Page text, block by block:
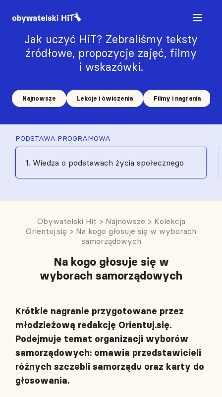
Jak uczyć HiT? Zebraliśmy teksty
źródłowe, propozycje zajęć, filmy
i wskazówki.
Najnowsze Lekcje i ćwiczenia Filmy i nagrania
PODSTAWA PROGRAMOWA
1. Wiedza o podstawach życia społecznego
Obywatelski Hit > Najnowsze > Kolekcja
Orientuj.się > Na kogo głosuje się w wyborach
samorządowych
Na kogo głosuje się w
wyborach samorządowych
Krótkie nagranie przygotowane przez
młodzieżową redakcję Orientuj.się.
Podejmuje temat organizacji wyborów
samorządowych: omawia przedstawicieli
różnych szczebli samorządu oraz karty do
głosowania.